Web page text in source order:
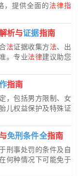
，提供全面的法律指
析与证据指南
法证据收集方法、出
。专业法律建议助您
指南
，包括男方限制、女
儿权益保护及特殊证
免刑条件全指南
刑事处罚的条件及自
何种情况下可能免于